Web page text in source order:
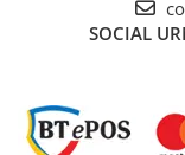
Carti cartonate
SOCIAL